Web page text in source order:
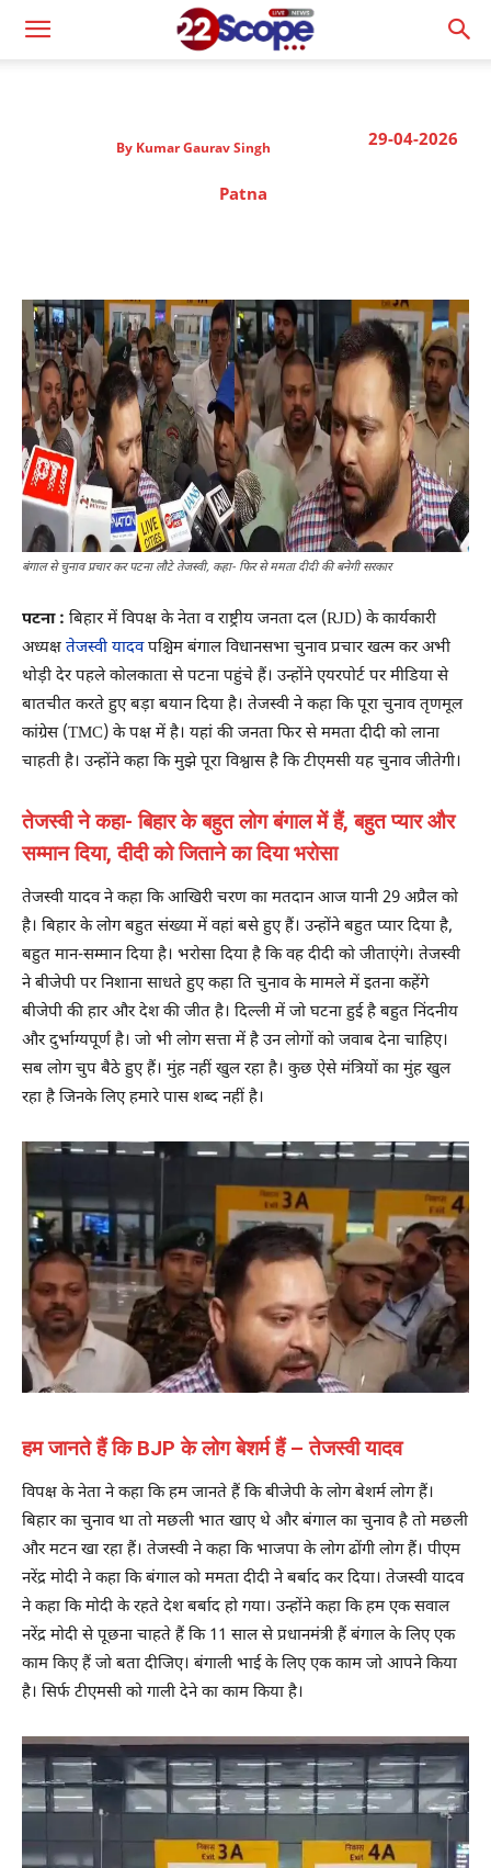
29-04-2026
By Kumar Gaurav Singh
Patna
बंगाल से चुनाव प्रचार कर पटना लौटे तेजस्वी, कहा- फिर से ममता दीदी की बनेगी सरकार
पटना : बिहार में विपक्ष के नेता व राष्ट्रीय जनता दल (RJD) के कार्यकारी
अध्यक्ष तेजस्वी यादवपश्चिम बंगाल विधानसभा चुनाव प्रचार खत्म कर अभी
थोड़ी देर पहले कोलकाता से पटना पहुंचे हैं। उन्होंने एयरपोर्ट पर मीडिया से
बातचीत करते हुए बड़ा बयान दिया है। तेजस्वी ने कहा कि पूरा चुनाव तृणमूल
कांग्रेस (TMC) के पक्ष में है। यहां की जनता फिर से ममता दीदी को लाना
चाहती है। उन्होंने कहा कि मुझे पूरा विश्वास है कि टीएमसी यह चुनाव जीतेगी।
तेजस्वी ने कहा- बिहार के बहुत लोग बंगाल में हैं, बहुत प्यार और
सम्मान दिया, दीदी को जिताने का दिया भरोसा
तेजस्वी यादव ने कहा कि आखिरी चरण का मतदान आज यानी 29 अप्रैल को
है। बिहार के लोग बहुत संख्या में वहां बसे हुए हैं। उन्होंने बहुत प्यार दिया है,
बहुत मान-सम्मान दिया है। भरोसा दिया है कि वह दीदी को जीताएंगे। तेजस्वी
ने बीजेपी पर निशाना साधते हुए कहा ति चुनाव के मामले में इतना कहेंगे
बीजेपी की हार और देश की जीत है। दिल्ली में जो घटना हुई है बहुत निंदनीय
और दुर्भाग्यपूर्ण है। जो भी लोग सत्ता में है उन लोगों को जवाब देना चाहिए।
सब लोग चुप बैठे हुए हैं। मुंह नहीं खुल रहा है। कुछ ऐसे मंत्रियों का मुंह खुल
रहा है जिनके लिए हमारे पास शब्द नहीं है।
हम जानते हैं कि BJP के लोग बेशर्म हैं – तेजस्वी यादव
विपक्ष के नेता ने कहा कि हम जानते हैं कि बीजेपी के लोग बेशर्म लोग हैं।
बिहार का चुनाव था तो मछली भात खाए थे और बंगाल का चुनाव है तो मछली
और मटन खा रहा हैं। तेजस्वी ने कहा कि भाजपा के लोग ढोंगी लोग हैं। पीएम
नरेंद्र मोदी ने कहा कि बंगाल को ममता दीदी ने बर्बाद कर दिया। तेजस्वी यादव
ने कहा कि मोदी के रहते देश बर्बाद हो गया। उन्होंने कहा कि हम एक सवाल
नरेंद्र मोदी से पूछना चाहते हैं कि 11 साल से प्रधानमंत्री हैं बंगाल के लिए एक
काम किए हैं जो बता दीजिए। बंगाली भाई के लिए एक काम जो आपने किया
है। सिर्फ टीएमसी को गाली देने का काम किया है।